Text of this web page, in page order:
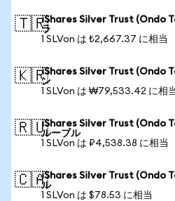
🇹🇷iShares Silver Trust (Ondo
ラ
1 SLVon は ₺2,667.37 に相当
🇰🇷iShares Silver Trust (Ondo
ン
1 SLVon は ₩79,533.42 に相
🇷🇺iShares Silver Trust (Ondo
ルーブル
1 SLVon は ₽4,538.38 に相当
🇨🇦iShares Silver Trust (Ondo
ル
1 SLVon は $78.53 に相当